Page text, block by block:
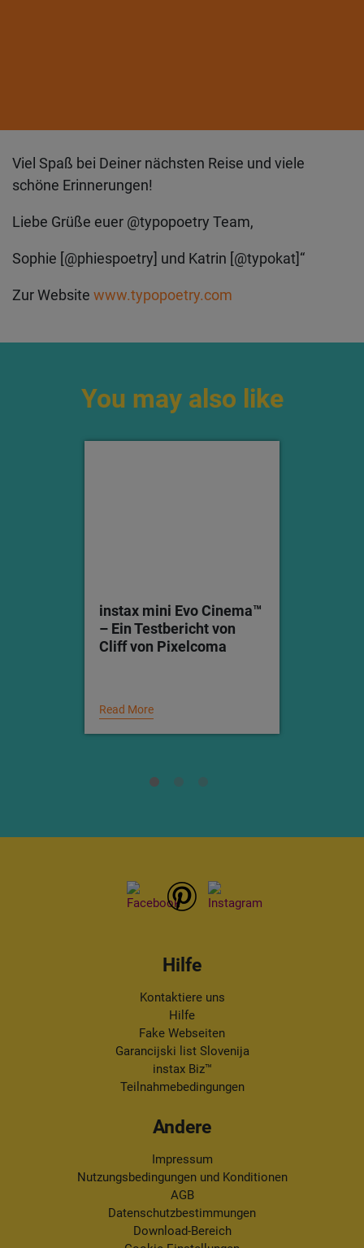
Viel Spaß bei Deiner nächsten Reise und viele
schöne Erinnerungen!
Liebe Grüße euer @typopoetry Team,
Sophie [@phiespoetry] und Katrin [@typokat]“
Zur Website www.typopoetry.com
You may also like
instax mini Evo Cinema™
– Ein Testbericht von
Cliff von Pixelcoma
Read More
Hilfe
Kontaktiere uns
Hilfe
Fake Webseiten
Garancijski list Slovenija
instax Biz™
Teilnahmebedingungen
Andere
Impressum
Nutzungsbedingungen und Konditionen
AGB
Datenschutzbestimmungen
Download-Bereich